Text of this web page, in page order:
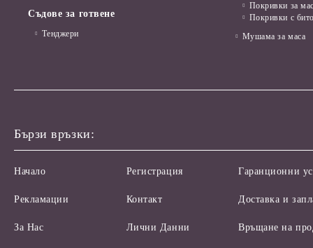
Съдове за готвене
Тенджери
Покривки за
Покривки с
Мушама за маса
Бързи връзки:
Начало
Рекламации
За Нас
Регистрация
Контакт
Лични Данни
Гаранционни
Доставка и
Връщане на